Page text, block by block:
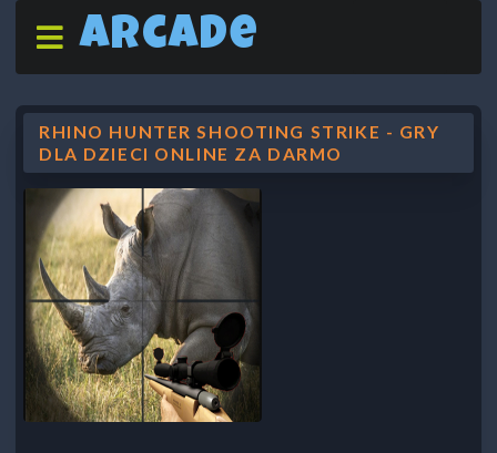
Arcade
RHINO HUNTER SHOOTING STRIKE - GRY
DLA DZIECI ONLINE ZA DARMO